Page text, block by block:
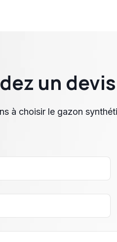
un
à choisir le gazon